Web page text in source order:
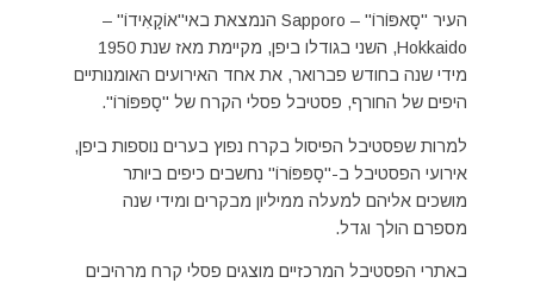
העיר "סָאפּוֹרוֹ" – Sapporo הנמצאת באי"אוֹקָאִידוֹ" –
Hokkaido, השני בגודלו ביפן, מקיימת מאז שנת 1950
מידי שנה בחודש פברואר, את אחד האירועים האומנותיים
היפים של החורף, פסטיבל פסלי הקרח של "סָפּפּוֹרוֹ".
למרות שפסטיבל הפיסול בקרח נפוץ בערים נוספות ביפן,
אירועי הפסטיבל ב-"סָפּפּוֹרוֹ" נחשבים כיפים ביותר
מושכים אליהם למעלה ממיליון מבקרים ומידי שנה
מספרם הולך וגדל.
באתרי הפסטיבל המרכזיים מוצגים פסלי קרח מרהיבים